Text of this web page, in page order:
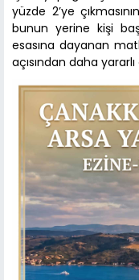
yüzde 2’ye
bunun yerine kişi
esasına dayanan
açısından daha